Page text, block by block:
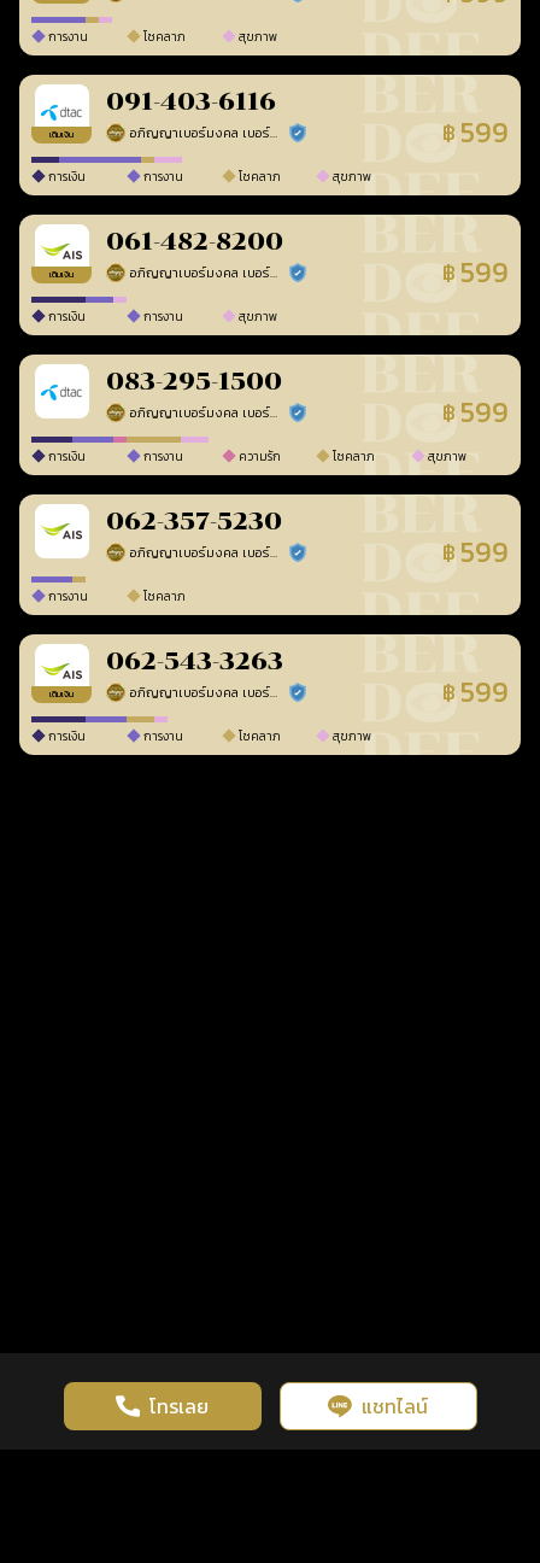
การงาน โชคลาภ สุขภาพ
เติมเงิน
091-403-6116
อภิญญาเบอร์มงคล เบอร์สวยเลขศาสตร์ ร้านยืนยันแล้ว ฿ 599
การเงิน การงาน โชคลาภ สุขภาพ
เติมเงิน
061-482-8200
อภิญญาเบอร์มงคล เบอร์สวยเลขศาสตร์ ร้านยืนยันแล้ว ฿ 599
การเงิน การงาน สุขภาพ
083-295-1500
อภิญญาเบอร์มงคล เบอร์สวยเลขศาสตร์ ร้านยืนยันแล้ว ฿ 599
การเงิน การงาน ความรัก โชคลาภ สุขภาพ
062-357-5230
อภิญญาเบอร์มงคล เบอร์สวยเลขศาสตร์ ร้านยืนยันแล้ว ฿ 599
การงาน โชคลาภ
เติมเงิน
062-543-3263
อภิญญาเบอร์มงคล เบอร์สวยเลขศาสตร์ ร้านยืนยันแล้ว ฿ 599
การเงิน การงาน โชคลาภ สุขภาพ
โทรเลย แชทไลน์
เว็บไซต์นี้มีการใช้งานคุกกี้ เพื่อเพิ่มประสิทธิภาพและประสบการณ์ที่ดี
ในการใช้งานเว็บไซต์ นโยบายความเป็นส่วนตัว
รู้ก่อน พร้อมกว่า ทุกจังหวะชีวิต คลิกดูดวงฟรี